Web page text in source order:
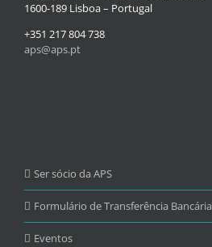
1600-189 Lisboa – Portugal
+351 217 804 738
aps@aps.pt
Ser sócio da APS
Formulário de Transferência Bancária
Eventos